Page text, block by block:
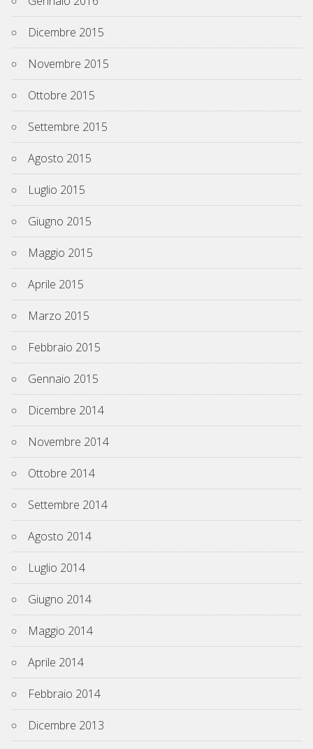
Dicembre 2015
Novembre 2015
Ottobre 2015
Settembre 2015
Agosto 2015
Luglio 2015
Giugno 2015
Maggio 2015
Aprile 2015
Marzo 2015
Febbraio 2015
Gennaio 2015
Dicembre 2014
Novembre 2014
Ottobre 2014
Settembre 2014
Agosto 2014
Luglio 2014
Giugno 2014
Maggio 2014
Aprile 2014
Febbraio 2014
Dicembre 2013